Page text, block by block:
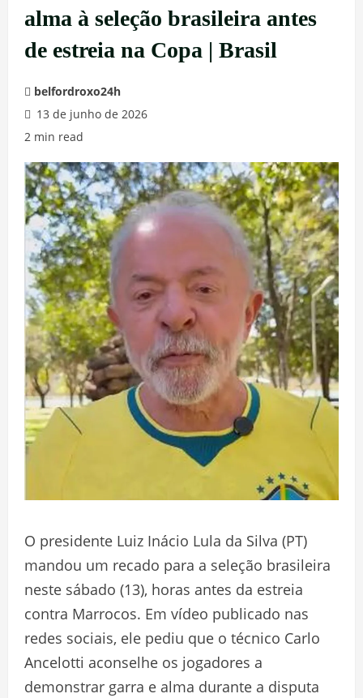
alma à seleção brasileira antes
de estreia na Copa | Brasil
belfordroxo24h
13 de junho de 2026
2 min read
O presidente Luiz Inácio Lula da Silva (PT)
mandou um recado para a seleção brasileira
neste sábado (13), horas antes da estreia
contra Marrocos. Em vídeo publicado nas
redes sociais, ele pediu que o técnico Carlo
Ancelotti aconselhe os jogadores a
demonstrar garra e alma durante a disputa